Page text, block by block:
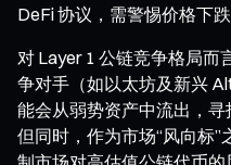
DeFi 协议，需警惕价格下
对 Layer 1 公链竞争格局而
争对手（如以太坊及新兴
能会从弱势资产中流出，寻
但同时，作为市场“风向标”